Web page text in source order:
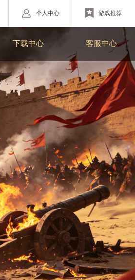
游戏推荐
个人中心
下载中心 客服中心
账号安全